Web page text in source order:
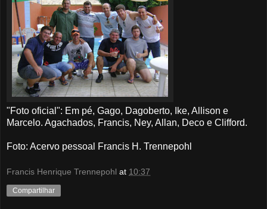
"Foto oficial": Em pé, Gago, Dagoberto, Ike, Allison e
Marcelo. Agachados, Francis, Ney, Allan, Deco e Clifford.
Foto: Acervo pessoal Francis H. Trennepohl
Francis Henrique Trennepohl at 10:37
Compartilhar